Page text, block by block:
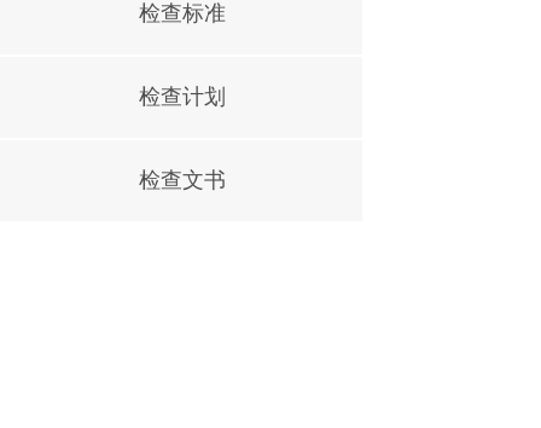
检查标准
检查计划
检查文书